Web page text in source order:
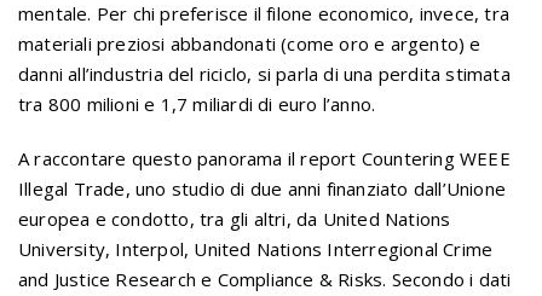
mentale. Per chi preferisce il filone economico, invece, tra
materiali preziosi abbandonati (come oro e argento) e
danni all’industria del riciclo, si parla di una perdita stimata
tra 800 milioni e 1,7 miliardi di euro l’anno.
A raccontare questo panorama il report Countering WEEE
Illegal Trade, uno studio di due anni finanziato dall’Unione
europea e condotto, tra gli altri, da United Nations
University, Interpol, United Nations Interregional Crime
and Justice Research e Compliance & Risks. Secondo i dati